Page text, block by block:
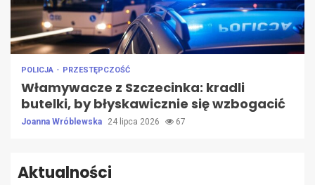
POLICJA PRZESTĘPCZOŚĆ
Włamywacze z Szczecinka: kradli
butelki, by błyskawicznie się wzbogacić
Joanna Wróblewska 24 lipca 2026 67
Aktualności